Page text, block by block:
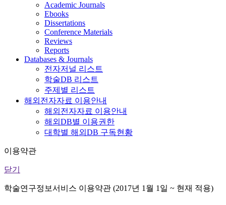
Academic Journals
Ebooks
Dissertations
Conference Materials
Reviews
Reports
Databases & Journals
전자저널 리스트
학술DB 리스트
주제별 리스트
해외전자자료 이용안내
해외전자자료 이용안내
해외DB별 이용권한
대학별 해외DB 구독현황
이용약관
닫기
학술연구정보서비스 이용약관 (2017년 1월 1일 ~ 현재 적용)